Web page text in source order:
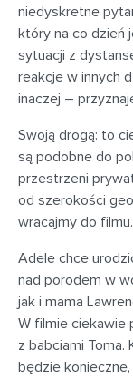
niedyskretne
który na co dzień
sytuacji z
reakcje w innych
inaczej –
Swoją drogą: to
są podobne do
przestrzeni
od szerokości
wracajmy do filmu.
Adele chce
nad porodem w
jak i mama
W filmie ciekawie
z babciami Toma.
będzie